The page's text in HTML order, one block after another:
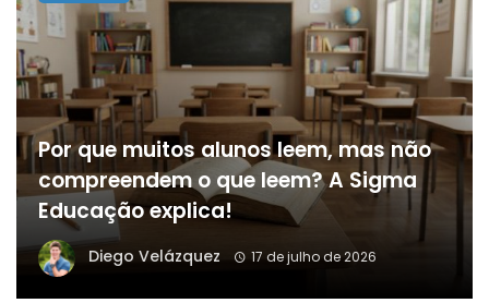
Por que muitos alunos leem, mas não
compreendem o que leem? A Sigma
Educação explica!
Diego Velázquez 17 de julho de 2026